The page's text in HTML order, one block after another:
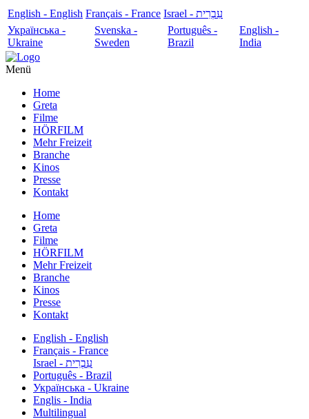
English - English Français - France
עִבְרִית - Israel
Українська -
Ukraine
Svenska -
Sweden
Português -
Brazil
English -
India
Menü
Home
Greta
Filme
HÖRFILM
Mehr Freizeit
Branche
Kinos
Presse
Kontakt
Home
Greta
Filme
HÖRFILM
Mehr Freizeit
Branche
Kinos
Presse
Kontakt
English - English
Français - France
עִבְרִית - Israel
Português - Brazil
Українська - Ukraine
Englis - India
Multilingual